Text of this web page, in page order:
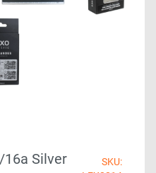
16a Silver
SKU: